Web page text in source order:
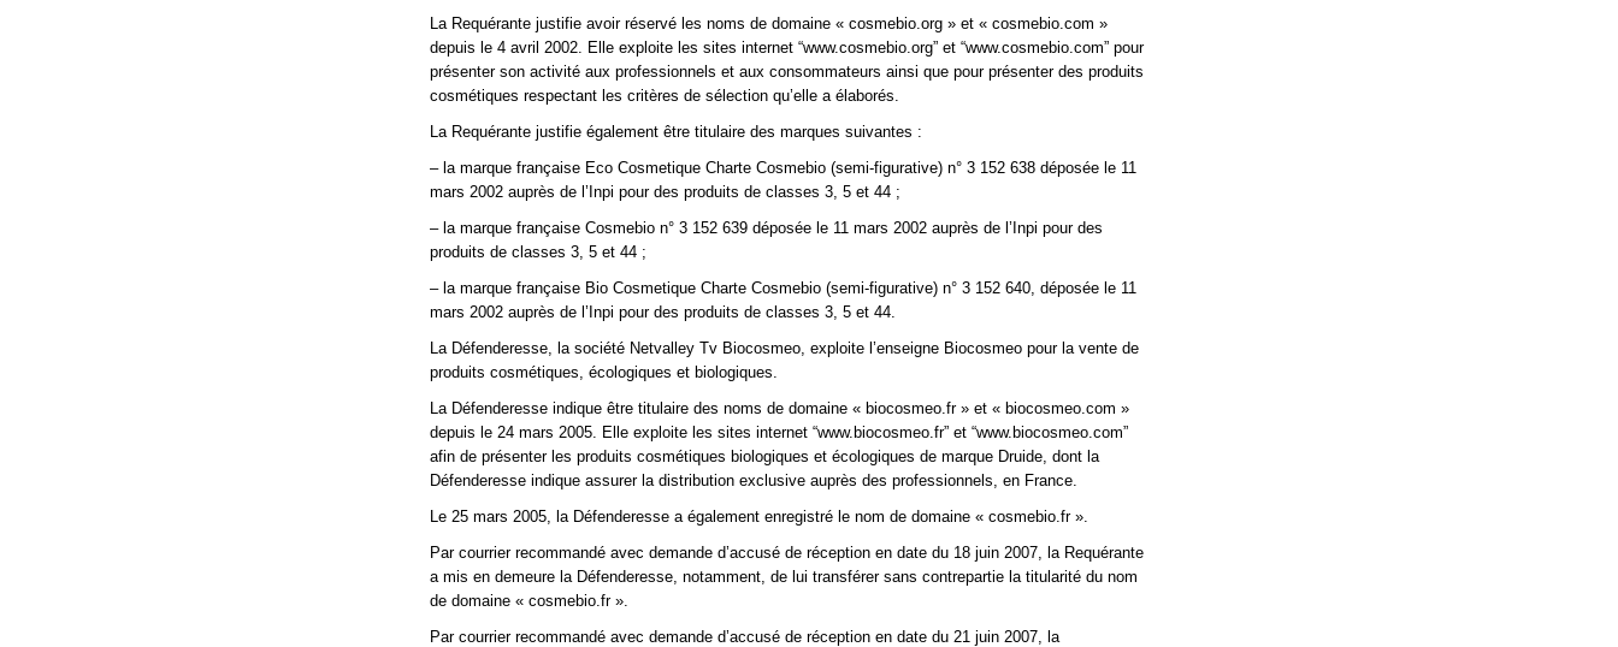
La Requérante justifie avoir réservé les noms de domaine « cosmebio.org » et « cosmebio.com »
depuis le 4 avril 2002. Elle exploite les sites internet “www.cosmebio.org” et “www.cosmebio.com” pour
présenter son activité aux professionnels et aux consommateurs ainsi que pour présenter des produits
cosmétiques respectant les critères de sélection qu’elle a élaborés.
La Requérante justifie également être titulaire des marques suivantes :
– la marque française Eco Cosmetique Charte Cosmebio (semi-figurative) n° 3 152 638 déposée le 11
mars 2002 auprès de l’Inpi pour des produits de classes 3, 5 et 44 ;
– la marque française Cosmebio n° 3 152 639 déposée le 11 mars 2002 auprès de l’Inpi pour des
produits de classes 3, 5 et 44 ;
– la marque française Bio Cosmetique Charte Cosmebio (semi-figurative) n° 3 152 640, déposée le 11
mars 2002 auprès de l’Inpi pour des produits de classes 3, 5 et 44.
La Défenderesse, la société Netvalley Tv Biocosmeo, exploite l’enseigne Biocosmeo pour la vente de
produits cosmétiques, écologiques et biologiques.
La Défenderesse indique être titulaire des noms de domaine « biocosmeo.fr » et « biocosmeo.com »
depuis le 24 mars 2005. Elle exploite les sites internet “www.biocosmeo.fr” et “www.biocosmeo.com”
afin de présenter les produits cosmétiques biologiques et écologiques de marque Druide, dont la
Défenderesse indique assurer la distribution exclusive auprès des professionnels, en France.
Le 25 mars 2005, la Défenderesse a également enregistré le nom de domaine « cosmebio.fr ».
Par courrier recommandé avec demande d’accusé de réception en date du 18 juin 2007, la Requérante
a mis en demeure la Défenderesse, notamment, de lui transférer sans contrepartie la titularité du nom
de domaine « cosmebio.fr ».
Par courrier recommandé avec demande d’accusé de réception en date du 21 juin 2007, la